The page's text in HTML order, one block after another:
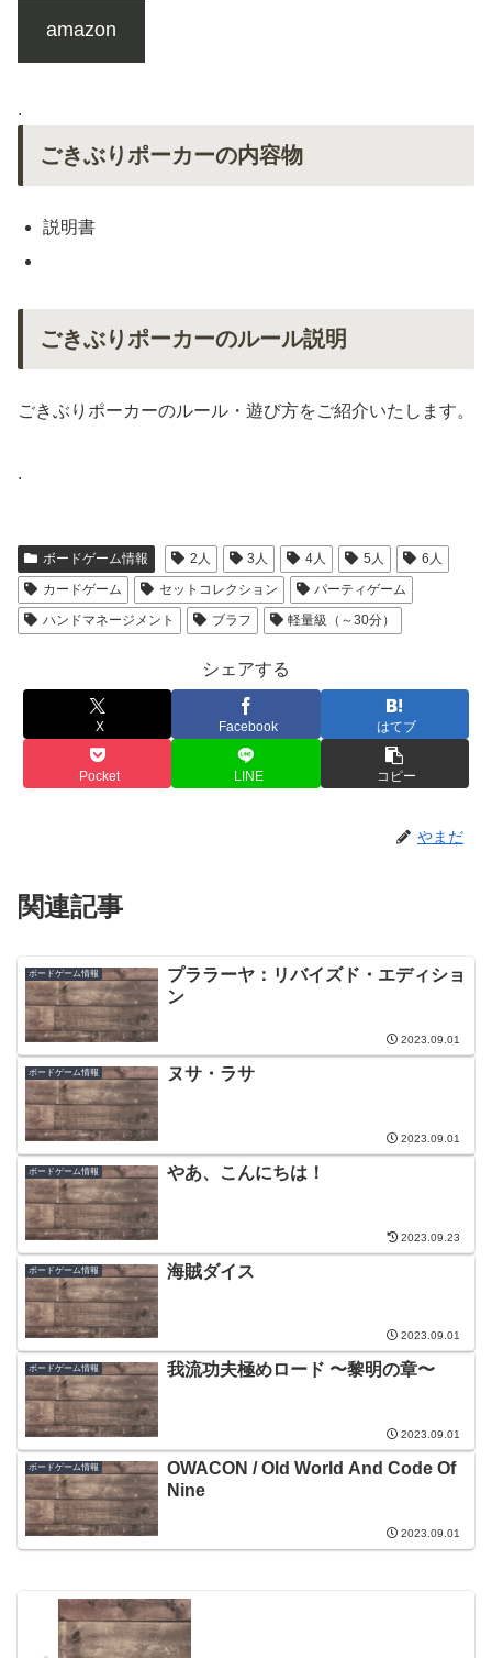
amazon
.
ごきぶりポーカーの内容物
説明書
ごきぶりポーカーのルール説明
ごきぶりポーカーのルール・遊び方をご紹介いたします。
.
ボードゲーム情報 2人 3人 4人 5人
6人
カードゲーム
セットコレクション
パーティゲーム
ハンドマネージメント
ブラフ 軽量級（～30分）
シェアする
X Facebook はてブ
Pocket LINE コピー
やまだ
関連記事
ボードゲーム情報
プララーヤ：リバイズド・エディショ
ン
2023.09.01
ボードゲーム情報 ヌサ・ラサ
2023.09.01
ボードゲーム情報 やあ、こんにちは！
2023.09.23
ボードゲーム情報 海賊ダイス
2023.09.01
ボードゲーム情報 我流功夫極めロード 〜黎明の章〜
2023.09.01
ボードゲーム情報
OWACON / Old World And Code Of
Nine
2023.09.01